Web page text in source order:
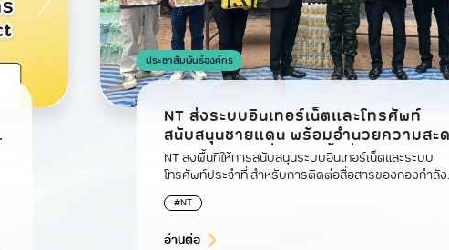
ประชาสัมพันธ์องค์กร
NT ส่งระบบอินเทอร์เน็ตและโทรศัพท์
สนับสนุนชายแดน พร้อมอำนวยความสะดวก
ส่วนงานความมั่นคงในพื้นที่
NT ลงพื้นที่ให้การสนับสนุนระบบอินเทอร์เน็ตและระบบ
โทรศัพท์ประจำที่ สำหรับการติดต่อสื่อสารของกองกำลัง
ทหารในพื้นที่ชายแดน เพื่อเสริมสร้างความมั่นคงทางด้าน
เทคโนโลยีสารสนเทศ อำนวยความสะดวกในการปฏิบัติงาน
#NT
อ่านต่อ